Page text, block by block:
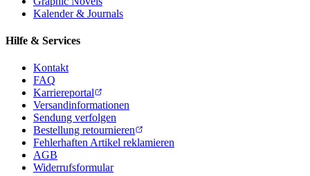
Kalender & Journals
Hilfe & Services
Kontakt
FAQ
Karriereportal
Versandinformationen
Sendung verfolgen
Bestellung retournieren
Fehlerhaften Artikel reklamieren
AGB
Widerrufsformular